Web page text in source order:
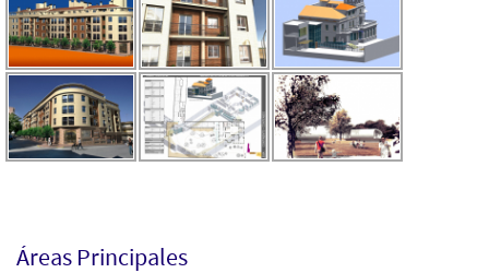
Áreas Principales